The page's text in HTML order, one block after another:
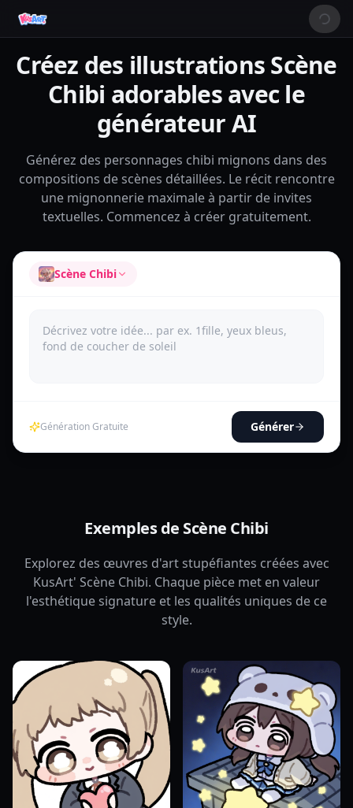
Créez des illustrations Scène
Chibi adorables avec le
générateur AI
Générez des personnages chibi mignons dans des
compositions de scènes détaillées. Le récit rencontre
une mignonnerie maximale à partir de invites
textuelles. Commencez à créer gratuitement.
Scène Chibi
Génération Gratuite Générer
Exemples de Scène Chibi
Explorez des œuvres d'art stupéfiantes créées avec
KusArt' Scène Chibi. Chaque pièce met en valeur
l'esthétique signature et les qualités uniques de ce
style.